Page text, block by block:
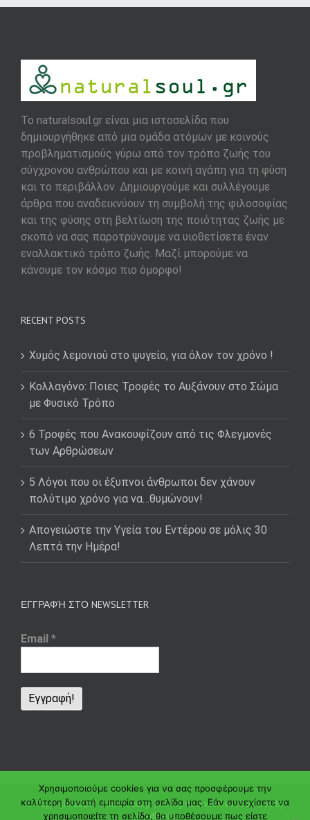
To naturalsoul.gr είναι μια ιστοσελίδα που
δημιουργήθηκε από μια ομάδα ατόμων με κοινούς
προβληματισμούς γύρω από τον τρόπο ζωής του
σύγχρονου ανθρώπου και με κοινή αγάπη για τη φύση
και το περιβάλλον. Δημιουργούμε και συλλέγουμε
άρθρα που αναδεικνύουν τη συμβολή της φιλοσοφίας
και της φύσης στη βελτίωση της ποιότητας ζωής με
σκοπό να σας παροτρύνουμε να υιοθετίσετε έναν
εναλλακτικό τρόπο ζωής. Μαζί μπορούμε να
κάνουμε τον κόσμο πιο όμορφο!
RECENT POSTS
Χυμός λεμονιού στο ψυγείο, για όλον τον χρόνο !
Κολλαγόνο: Ποιες Τροφές το Αυξάνουν στο Σώμα
με Φυσικό Τρόπο
6 Τροφές που Ανακουφίζουν από τις Φλεγμονές
των Αρθρώσεων
5 Λόγοι που οι έξυπνοι άνθρωποι δεν χάνουν
πολύτιμο χρόνο για να…θυμώνουν!
Απογειώστε την Υγεία του Εντέρου σε μόλις 30
Λεπτά την Ημέρα!
ΕΓΓΡΑΦΉ ΣΤΟ NEWSLETTER
Email *
© Copyright2026 | naturalsoul.gr | All Rights Reserved | Powered by
WordPress
Χρησιμοποιούμε cookies για να σας προσφέρουμε την
καλύτερη δυνατή εμπειρία στη σελίδα μας. Εάν συνεχίσετε να
χρησιμοποιείτε τη σελίδα, θα υποθέσουμε πως είστε